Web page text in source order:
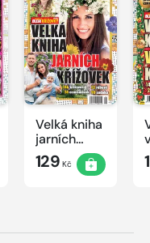
Velká kniha
jarních
křížovek
2026
129 Kč